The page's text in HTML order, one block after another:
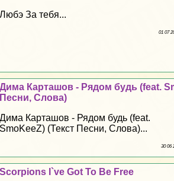
Любэ За тебя...
01 07
Дима Карташов - Рядом будь (feat.
Песни, Слова)
Дима Карташов - Рядом будь (feat.
SmoKeeZ) (Текст Песни, Слова)...
30 06
Scorpions I`ve Got To Be Free